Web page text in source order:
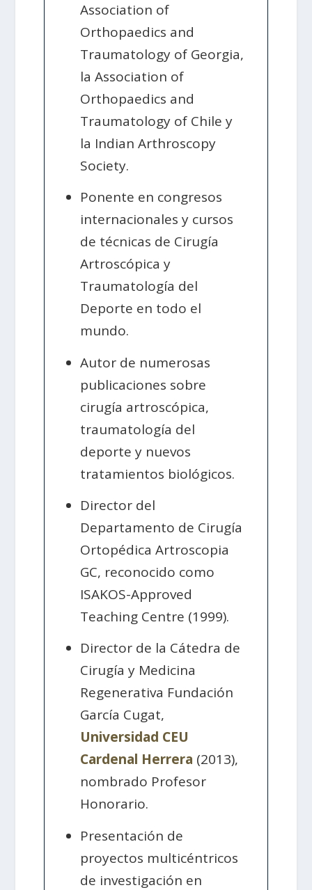
Association of
Orthopaedics and
Traumatology of Georgia,
la Association of
Orthopaedics and
Traumatology of Chile y
la Indian Arthroscopy
Society.
Ponente en congresos
internacionales y cursos
de técnicas de Cirugía
Artroscópica y
Traumatología del
Deporte en todo el
mundo.
Autor de numerosas
publicaciones sobre
cirugía artroscópica,
traumatología del
deporte y nuevos
tratamientos biológicos.
Director del
Departamento de Cirugía
Ortopédica Artroscopia
GC, reconocido como
ISAKOS-Approved
Teaching Centre (1999).
Director de la Cátedra de
Cirugía y Medicina
Regenerativa Fundación
García Cugat,
Universidad CEU
Cardenal Herrera (2013),
nombrado Profesor
Honorario.
Presentación de
proyectos multicéntricos
de investigación en